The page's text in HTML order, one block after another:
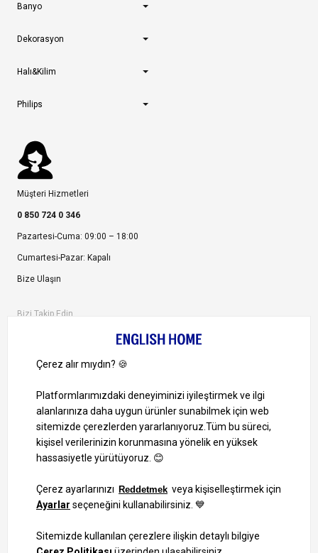
Banyo
Dekorasyon
Halı&Kilim
Philips
Müşteri Hizmetleri
0 850 724 0 346
Pazartesi-Cuma: 09:00 – 18:00
Cumartesi-Pazar: Kapalı
Bize Ulaşın
Bizi Takip Edin
1000 TL ve Üzeri Alışverişlerinizde Kargo Bedava!
Bilgi Toplum Hizmetleri
KVKK Veri İşleme Politikamız